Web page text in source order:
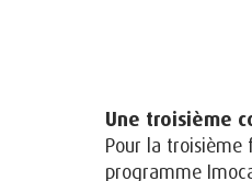
Une troisième
Pour la troisième
programme